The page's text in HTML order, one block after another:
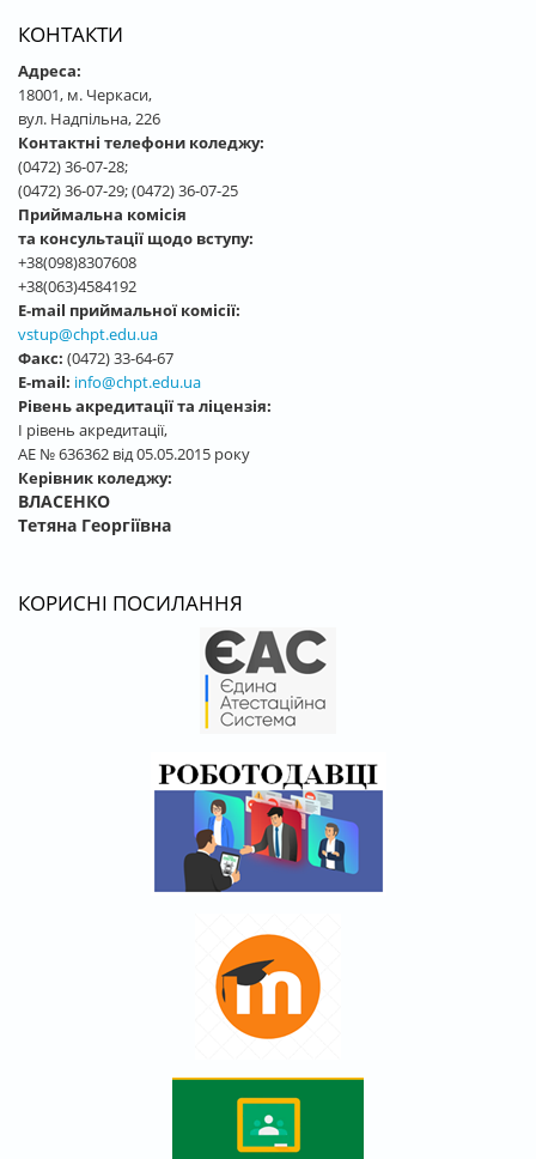
КОНТАКТИ
Адреса:
18001, м. Черкаси,
вул. Надпільна, 226
Контактні телефони коледжу:
(0472) 36-07-28;
(0472) 36-07-29; (0472) 36-07-25
Приймальна комісія
та консультації щодо вступу:
+38(098)8307608
+38(063)4584192
E-mail приймальної комісії:
vstup@chpt.edu.ua
Факс: (0472) 33-64-67
E-mail: info@chpt.edu.ua
Рівень акредитації та ліцензія:
І рівень акредитації,
АЕ № 636362 від 05.05.2015 року
Керівник коледжу:
ВЛАСЕНКО
Тетяна Георгіївна
КОРИСНІ ПОСИЛАННЯ